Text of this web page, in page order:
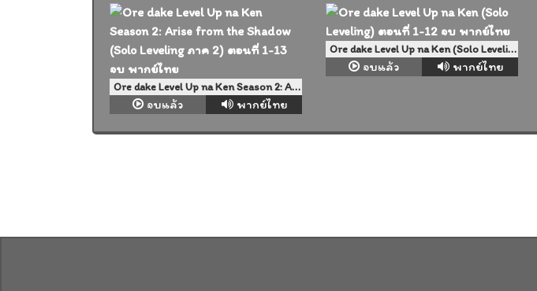
Ore dake Level Up na Ken Season 2: Arise from the Shadow (Solo Leveling ภาค 2) ตอนที่ 1-13 จบ พากย์ไทย
จบแล้ว พากย์ไทย
Ore dake Level Up na Ken (Solo Leveling) ตอนที่ 1-12 จบ พากย์ไทย
จบแล้ว พากย์ไทย